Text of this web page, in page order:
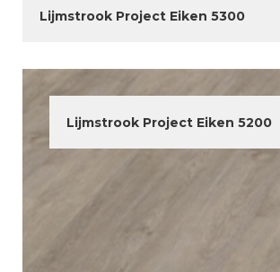
Lijmstrook Project Eiken 5300
Lijmstrook Project Eiken 5200